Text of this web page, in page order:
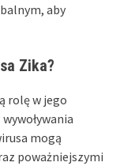
aby
Zika?
rolę w jego
mogą
poważniejszymi